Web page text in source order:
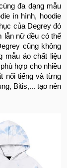
đa dạng mẫu
in hình, hoodie
của Degrey đó
lẫn nữ đều có thể
cũng không
mẫu áo chất liệu
hợp cho nhiều
nổi tiếng và từng
Bitis,... tạo nên